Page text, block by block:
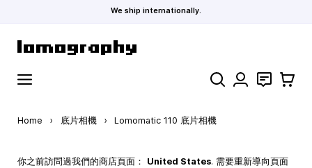
We ship internationally.
Search 聯絡 購物車
Home › 底片相機 › Lomomatic 110 底片相機
你之前訪問過我們的商店頁面： United States. 需要重新導向頁面